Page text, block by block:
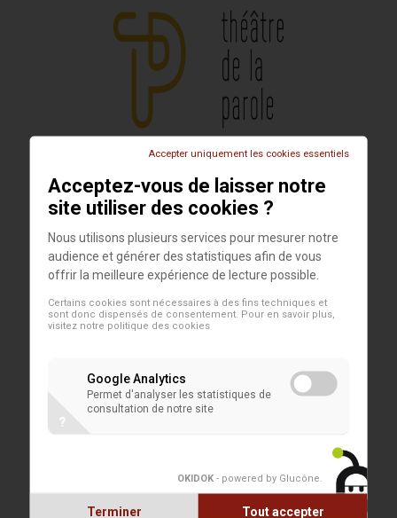
LE SITE
Accepter uniquement les cookies essentiels
Acceptez-vous de laisser notre
site utiliser des cookies ?
Nous utilisons plusieurs services pour mesurer notre
audience et générer des statistiques afin de vous
offrir la meilleure expérience de lecture possible.
Certains cookies sont nécessaires à des fins techniques et
sont donc dispensés de consentement. Pour en savoir plus,
visitez notre politique des cookies
Google Analytics
Permet d'analyser les statistiques de
consultation de notre site
?
OKIDOK - powered by Glucône
Terminer Tout accepter